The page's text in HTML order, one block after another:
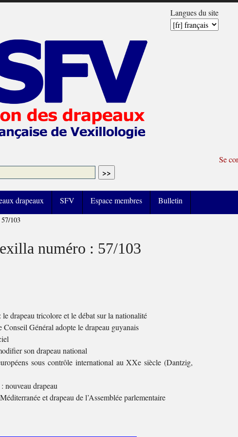
Se
Langues du site
drapeaux SFV Espace membres Bulletin
103
numéro : 57/103
drapeau tricolore et le débat sur la nationalité
Général adopte le drapeau guyanais
son drapeau national
sous contrôle international au XXe siècle (Dantzig,
drapeau
et drapeau de l’Assemblée parlementaire